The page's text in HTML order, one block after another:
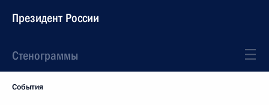
Президент России
Стенограммы
События